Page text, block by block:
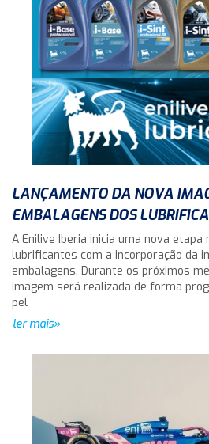
LANÇAMENTO DA NOVA
EMBALAGENS DOS
A Enilive Iberia inicia uma nova
lubrificantes com a incorporação da
embalagens. Durante os próximos
imagem será realizada de forma
pel
ler mais»